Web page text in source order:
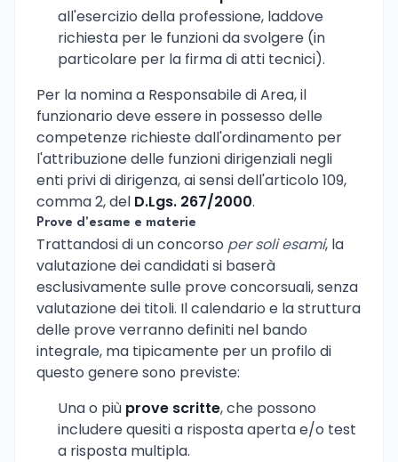
all'esercizio della professione, laddove
richiesta per le funzioni da svolgere (in
particolare per la firma di atti tecnici).
Per la nomina a Responsabile di Area, il
funzionario deve essere in possesso delle
competenze richieste dall'ordinamento per
l'attribuzione delle funzioni dirigenziali negli
enti privi di dirigenza, ai sensi dell'articolo 109,
comma 2, del D.Lgs. 267/2000.
Prove d'esame e materie
Trattandosi di un concorso per soli esami, la
valutazione dei candidati si baserà
esclusivamente sulle prove concorsuali, senza
valutazione dei titoli. Il calendario e la struttura
delle prove verranno definiti nel bando
integrale, ma tipicamente per un profilo di
questo genere sono previste:
Una o più prove scritte, che possono
includere quesiti a risposta aperta e/o test
a risposta multipla.